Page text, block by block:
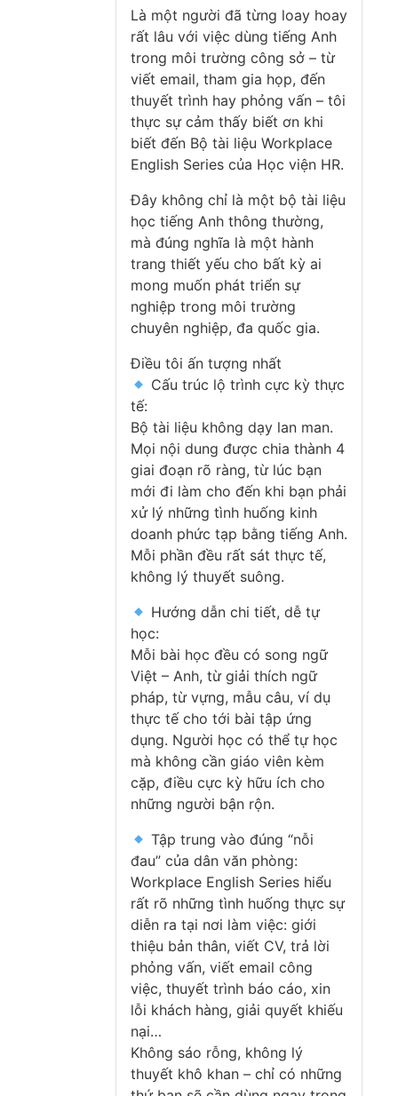
sao
Là một người đã từng loay hoay
rất lâu với việc dùng tiếng Anh
trong môi trường công sở – từ
viết email, tham gia họp, đến
thuyết trình hay phỏng vấn – tôi
thực sự cảm thấy biết ơn khi
biết đến Bộ tài liệu Workplace
English Series của Học viện HR.
Đây không chỉ là một bộ tài liệu
học tiếng Anh thông thường,
mà đúng nghĩa là một hành
trang thiết yếu cho bất kỳ ai
mong muốn phát triển sự
nghiệp trong môi trường
chuyên nghiệp, đa quốc gia.
Điều tôi ấn tượng nhất
Cấu trúc lộ trình cực kỳ thực
tế:
Bộ tài liệu không dạy lan man.
Mọi nội dung được chia thành 4
giai đoạn rõ ràng, từ lúc bạn
mới đi làm cho đến khi bạn phải
xử lý những tình huống kinh
doanh phức tạp bằng tiếng Anh.
Mỗi phần đều rất sát thực tế,
không lý thuyết suông.
Hướng dẫn chi tiết, dễ tự
học:
Mỗi bài học đều có song ngữ
Việt – Anh, từ giải thích ngữ
pháp, từ vựng, mẫu câu, ví dụ
thực tế cho tới bài tập ứng
dụng. Người học có thể tự học
mà không cần giáo viên kèm
cặp, điều cực kỳ hữu ích cho
những người bận rộn.
Tập trung vào đúng “nỗi
đau” của dân văn phòng:
Workplace English Series hiểu
rất rõ những tình huống thực sự
diễn ra tại nơi làm việc: giới
thiệu bản thân, viết CV, trả lời
phỏng vấn, viết email công
việc, thuyết trình báo cáo, xin
lỗi khách hàng, giải quyết khiếu
nại…
Không sáo rỗng, không lý
thuyết khô khan – chỉ có những